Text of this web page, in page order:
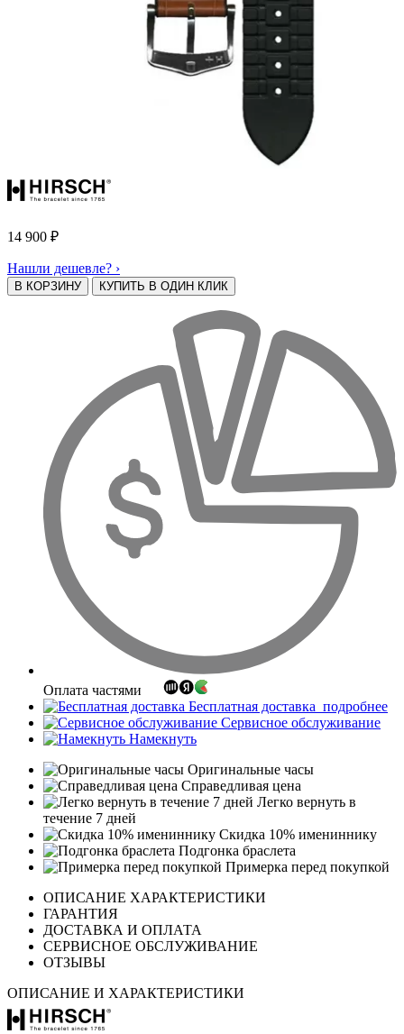
14 900 ₽
Нашли дешевле? ›
В КОРЗИНУ КУПИТЬ В ОДИН КЛИК
Оплата частями
Бесплатная доставка подробнее
Сервисное обслуживание
Намекнуть
Оригинальные часы
Справедливая цена
Легко вернуть в
течение 7 дней
Скидка 10% имениннику
Подгонка браслета
Примерка перед покупкой
ОПИСАНИЕ ХАРАКТЕРИСТИКИ
ГАРАНТИЯ
ДОСТАВКА И ОПЛАТА
СЕРВИСНОЕ ОБСЛУЖИВАНИЕ
ОТЗЫВЫ
ОПИСАНИЕ И ХАРАКТЕРИСТИКИ